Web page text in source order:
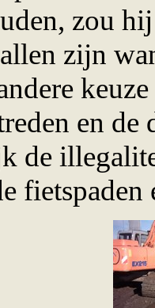
zou
zijn
en de
de
fietspaden